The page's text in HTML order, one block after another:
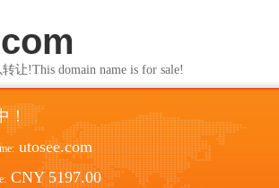
让!This domain name is for sale!
！
utosee.com
CNY 5197.00